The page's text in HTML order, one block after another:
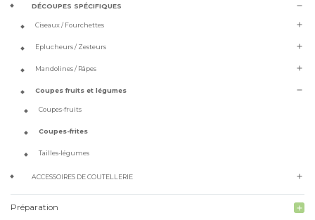
DÉCOUPES SPÉCIFIQUES remove
Ciseaux / Fourchettes add
Eplucheurs / Zesteurs add
Mandolines / Râpes add
Coupes fruits et légumes remove
Coupes-fruits
Coupes-frites
Tailles-légumes
ACCESSOIRES DE COUTELLERIE add
Préparation add